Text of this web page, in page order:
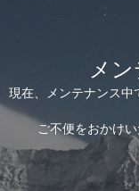
メン
現在、メンテナンス
ご不便をおかけ